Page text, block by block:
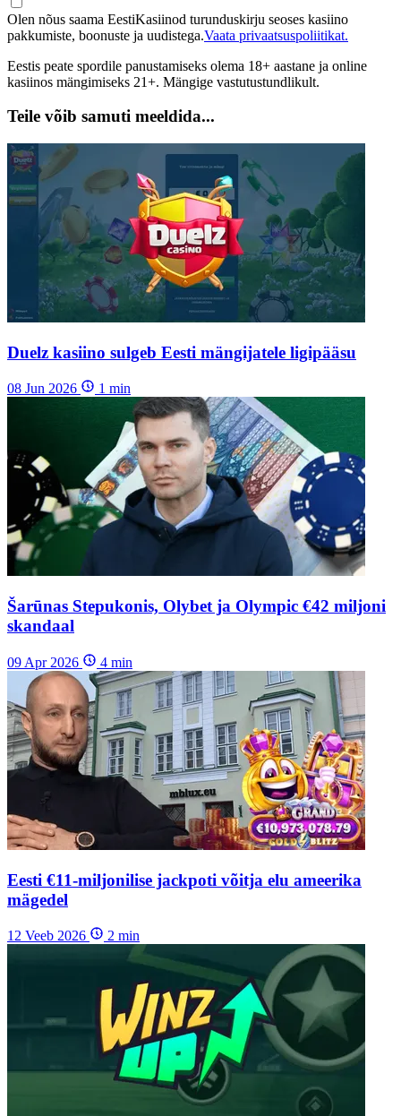
Olen nõus saama EestiKasiinod turunduskirju seoses kasiino
pakkumiste, boonuste ja uudistega.Vaata privaatsuspoliitikat.
Eestis peate spordile panustamiseks olema 18+ aastane ja online
kasiinos mängimiseks 21+. Mängige vastutustundlikult.
Teile võib samuti meeldida...
Duelz kasiino sulgeb Eesti mängijatele ligipääsu
08 Jun 2026 1 min
Šarūnas Stepukonis, Olybet ja Olympic €42 miljoni
skandaal
09 Apr 2026 4 min
Eesti €11-miljonilise jackpoti võitja elu ameerika
mägedel
12 Veeb 2026 2 min